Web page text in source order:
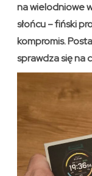
na wielodniowe
słońcu – fiński
kompromis.
sprawdza się na